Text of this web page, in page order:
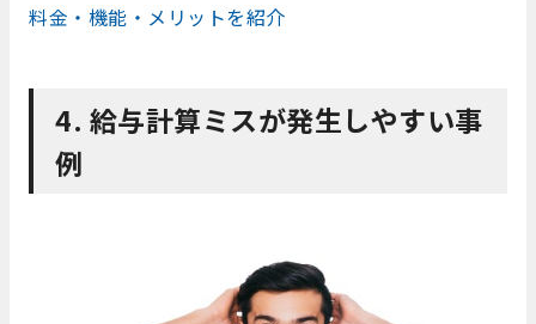
料金・機能・メリットを紹介
4. 給与計算ミスが発生しやすい事
例